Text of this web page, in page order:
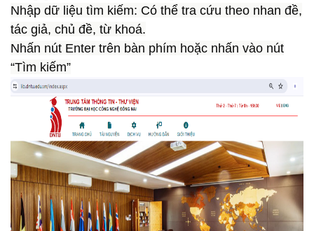
Nhập dữ liệu tìm kiếm: Có thể tra cứu theo nhan đề,
tác giả, chủ đề, từ khoá.
Nhấn nútEntertrên bàn phím hoặc nhấn vào nút
“Tìm kiếm”